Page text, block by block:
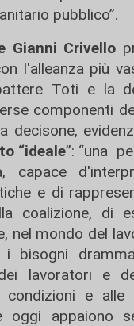
pubblico”.
Gianni Crivello
l'alleanza più
Toti e la
componenti
decisone,
“ideale”: “una
capace
e di
coalizione, di
nel mondo del
i bisogni
lavoratori e
condizioni e alle
oggi appaiono